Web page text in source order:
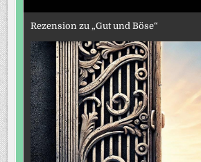
Rezension zu „Gut und Böse“